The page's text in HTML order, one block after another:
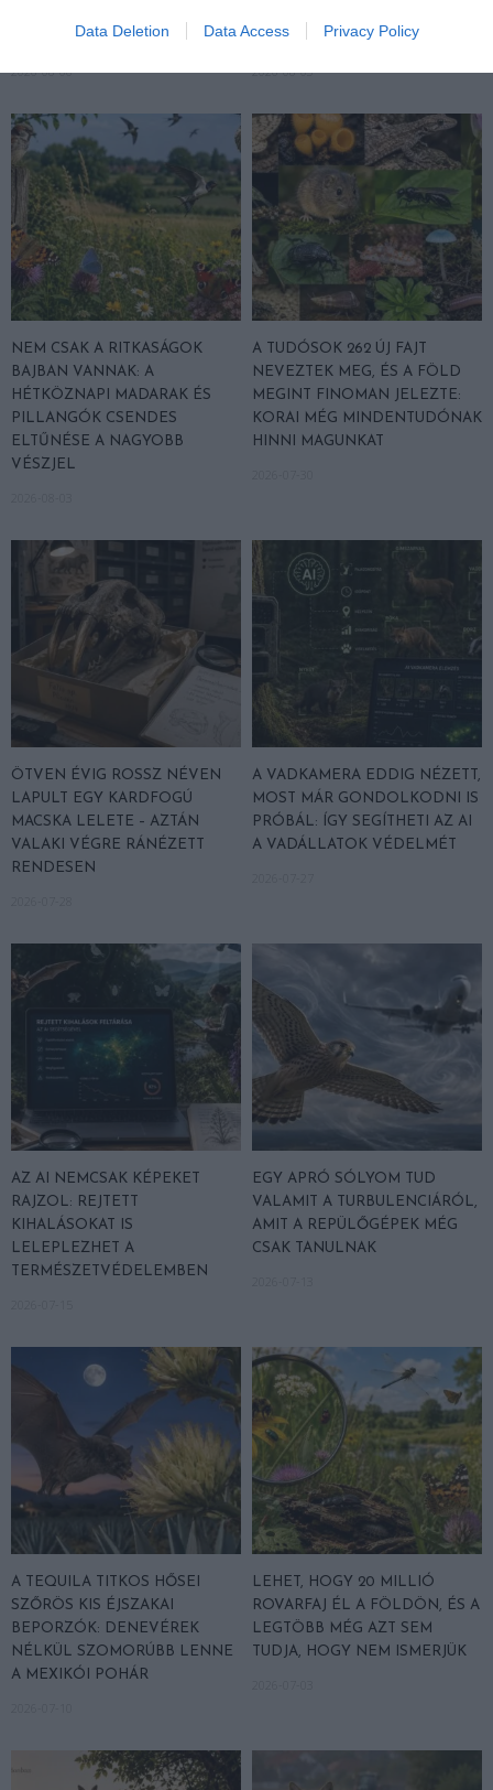
Data Deletion Data Access Privacy Policy
LAKÓJÁT MUTATTA MEG
2026-08-06
ALATTA A TERMÉSZETTEL?
2026-08-03
NEM CSAK A RITKASÁGOK
BAJBAN VANNAK: A
HÉTKÖZNAPI MADARAK ÉS
PILLANGÓK CSENDES
ELTŰNÉSE A NAGYOBB
VÉSZJEL
A TUDÓSOK 262 ÚJ FAJT
NEVEZTEK MEG, ÉS A FÖLD
MEGINT FINOMAN JELEZTE:
KORAI MÉG MINDENTUDÓNAK
HINNI MAGUNKAT
ÖTVEN ÉVIG ROSSZ NÉVEN
LAPULT EGY KARDFOGÚ
MACSKA LELETE – AZTÁN
VALAKI VÉGRE RÁNÉZETT
RENDESEN
A VADKAMERA EDDIG NÉZETT,
MOST MÁR GONDOLKODNI IS
PRÓBÁL: ÍGY SEGÍTHETI AZ AI
A VADÁLLATOK VÉDELMÉT
AZ AI NEMCSAK KÉPEKET
RAJZOL: REJTETT
KIHALÁSOKAT IS
LELEPLEZHET A
TERMÉSZETVÉDELEMBEN
EGY APRÓ SÓLYOM TUD
VALAMIT A TURBULENCIÁRÓL,
AMIT A REPÜLŐGÉPEK MÉG
CSAK TANULNAK
A TEQUILA TITKOS HŐSEI
SZŐRÖS KIS ÉJSZAKAI
BEPORZÓK: DENEVÉREK
NÉLKÜL SZOMORÚBB LENNE
A MEXIKÓI POHÁR
LEHET, HOGY 20 MILLIÓ
ROVARFAJ ÉL A FÖLDÖN, ÉS A
LEGTÖBB MÉG AZT SEM
TUDJA, HOGY NEM ISMERJÜK